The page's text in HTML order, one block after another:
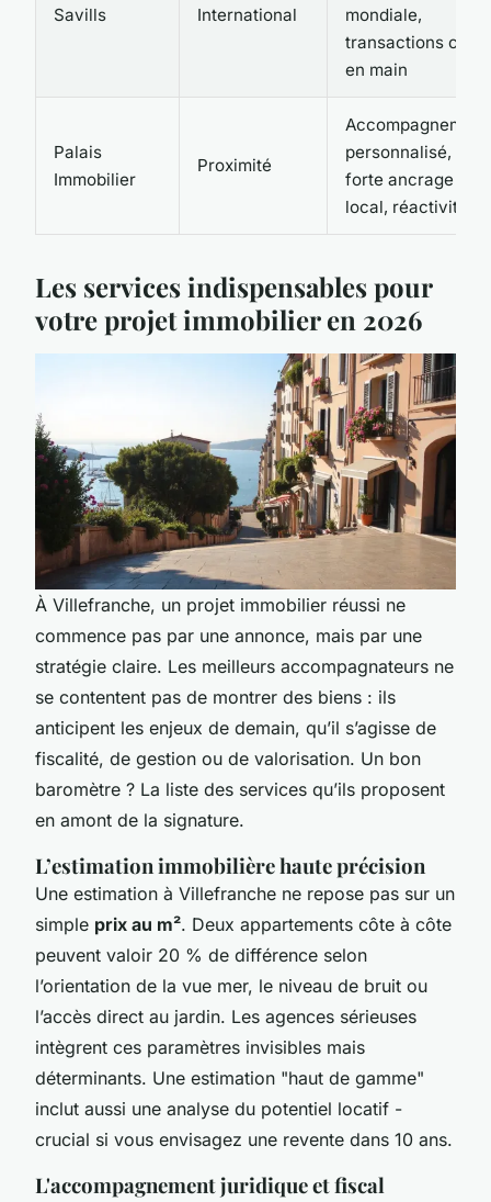
Savills International
mondiale,
transactions clés
en main
Palais
Immobilier
Proximité
Accompagnement
personnalisé,
forte ancrage
local, réactivité
Les services indispensables pour
votre projet immobilier en 2026
À Villefranche, un projet immobilier réussi ne
commence pas par une annonce, mais par une
stratégie claire. Les meilleurs accompagnateurs ne
se contentent pas de montrer des biens : ils
anticipent les enjeux de demain, qu’il s’agisse de
fiscalité, de gestion ou de valorisation. Un bon
baromètre ? La liste des services qu’ils proposent
en amont de la signature.
L’estimation immobilière haute précision
Une estimation à Villefranche ne repose pas sur un
simple prix au m². Deux appartements côte à côte
peuvent valoir 20 % de différence selon
l’orientation de la vue mer, le niveau de bruit ou
l’accès direct au jardin. Les agences sérieuses
intègrent ces paramètres invisibles mais
déterminants. Une estimation "haut de gamme"
inclut aussi une analyse du potentiel locatif -
crucial si vous envisagez une revente dans 10 ans.
L'accompagnement juridique et fiscal